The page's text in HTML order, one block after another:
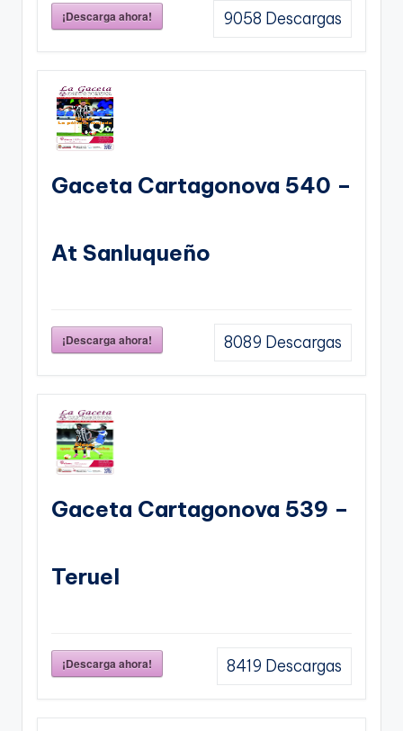
¡Descarga ahora! 9058 Descargas
Gaceta Cartagonova 540 –
At Sanluqueño
¡Descarga ahora! 8089 Descargas
Gaceta Cartagonova 539 –
Teruel
¡Descarga ahora! 8419 Descargas